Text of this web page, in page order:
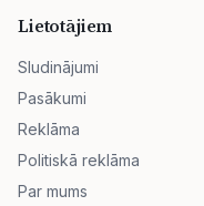
Lietotājiem
Sludinājumi
Pasākumi
Reklāma
Politiskā reklāma
Par mums